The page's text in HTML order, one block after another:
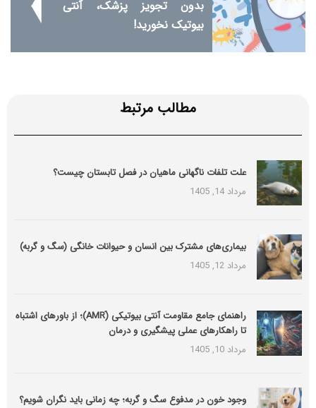
بدون تجویز پزشک، آنتی
بیوتیک نخورید!
مطالب مرتبط
علت تلفات ناگهانی ماهیان در فصل تابستان چیست؟
مرداد 14, 1405
بیماری‌های مشترک بین انسان و حیوانات خانگی (سگ و گربه)
مرداد 12, 1405
راهنمای جامع مقاومت آنتی بیوتیکی (َAMR)؛ از باورهای اشتباه
تا راهکارهای عملی پیشگیری و درمان
مرداد 10, 1405
وجود خون در مدفوع سگ و گربه؛ چه زمانی باید نگران شویم؟